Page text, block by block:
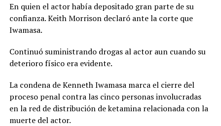
En quien el actor había depositado gran parte de su
confianza. Keith Morrison declaró ante la corte que
Iwamasa.
Continuó suministrando drogas al actor aun cuando su
deterioro físico era evidente.
La condena de Kenneth Iwamasa marca el cierre del
proceso penal contra las cinco personas involucradas
en la red de distribución de ketamina relacionada con la
muerte del actor.